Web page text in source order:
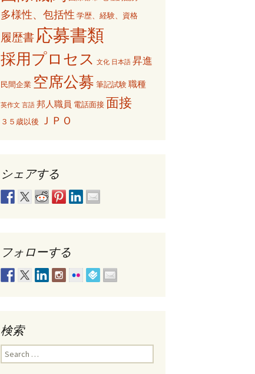
多様性、包括性 学歴、経験、資格
履歴書 応募書類
採用プロセス 文化 日本語 昇進
民間企業 空席公募 筆記試験職種
英作文 言語 邦人職員 電話面接面接
３５歳以後 ＪＰＯ
シェアする
フォローする
検索
Search
for: